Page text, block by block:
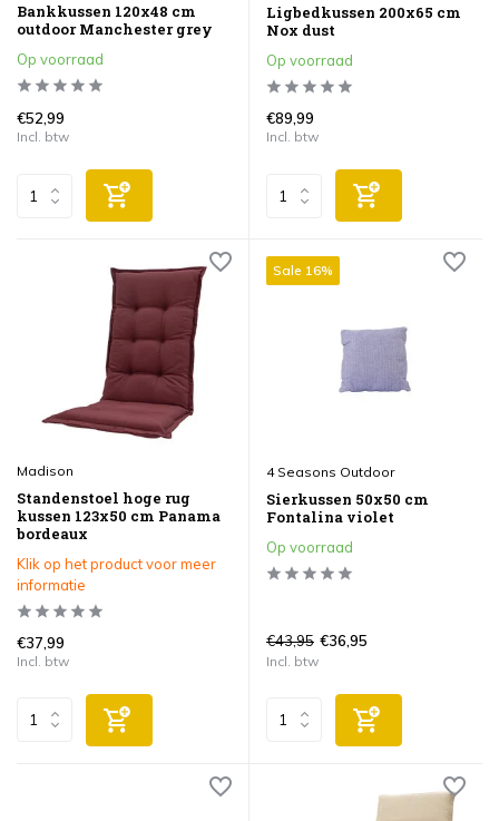
Bankkussen 120x48 cm
outdoor Manchester grey
Op voorraad
€52,99
Incl. btw
Ligbedkussen 200x65 cm
Nox dust
Op voorraad
€89,99
Incl. btw
Madison
Standenstoel hoge rug
kussen 123x50 cm Panama
bordeaux
Klik op het product voor meer
informatie
€37,99
Incl. btw
Sale 16%
4 Seasons Outdoor
Sierkussen 50x50 cm
Fontalina violet
Op voorraad
€43,95 €36,95
Incl. btw